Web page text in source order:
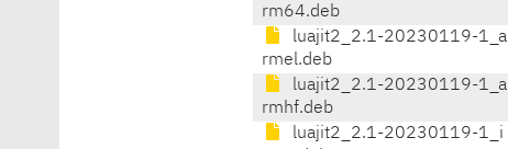
rm64.deb
luajit2_2.1-20230119-1_a
rmel.deb
luajit2_2.1-20230119-1_a
rmhf.deb
luajit2_2.1-20230119-1_i